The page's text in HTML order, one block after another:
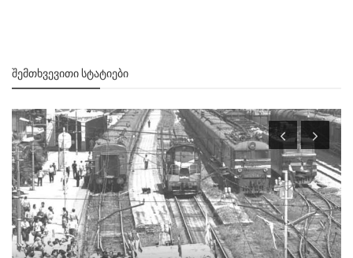
ᲨᲔᲛᲗᲮᲕᲔᲕᲘᲗᲘ ᲡᲢᲐᲢᲘᲔᲑᲘ